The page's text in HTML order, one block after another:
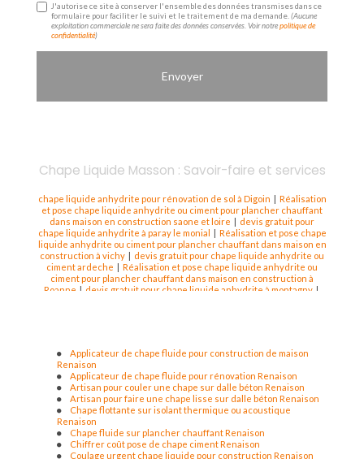
J'autorise ce site à conserver l'ensemble des données transmises dans ce
formulaire pour faciliter le suivi et le traitement de ma demande.(Aucune
exploitation commerciale ne sera faite des données conservées. Voir notrepolitique de
confidentialité)
Chape Liquide Masson : Savoir-faire et services
chape liquide anhydrite pour rénovation de sol à Digoin
Réalisation
et pose chape liquide anhydrite ou ciment pour plancher chauffant
dans maison en construction saone et loire
devis gratuit pour
chape liquide anhydrite à paray le monial
Réalisation et pose chape
liquide anhydrite ou ciment pour plancher chauffant dans maison en
construction à vichy
devis gratuit pour chape liquide anhydrite ou
ciment ardeche
Réalisation et pose chape liquide anhydrite ou
ciment pour plancher chauffant dans maison en construction à
Roanne | devis gratuit pour chape liquide anhydrite à montagny |
anhydrite ou cient feurs|devis gratuit pour chape liquide anhydrite
à dompierre sur besbre
devis gratuit pour chape liquide anhydrite ou ciment a balbigny
devis gratuit pour chape liquide anhydrite dans la nievre|Prix au m²
chape liquide rénovation de sol industriel proche de Roanne|devis
de chape liquide mr masson à montagny|Devis pour chape liquide
séchage rapide dans une maison vers Roanne
chape liquide ciment à Roanne|devis gratuit pour chape liquide
anhydrite à st germain laval |Devis gratuit pour isolation de sol à
Applicateur de chape fluide pour construction de maison
Renaison
Applicateur de chape fluide pour rénovation Renaison
Artisan pour couler une chape sur dalle béton Renaison
Artisan pour faire une chape lisse sur dalle béton Renaison
Chape flottante sur isolant thermique ou acoustique
Renaison
Chape fluide sur plancher chauffant Renaison
Chiffrer coût pose de chape ciment Renaison
Coulage urgent chape liquide pour construction Renaison